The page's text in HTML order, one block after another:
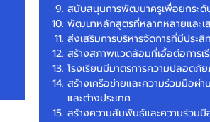
สนับสนุนการพัฒนาครูเพื่อยกระดั
พัฒนาหลักสูตรที่หลากหลายและเ
ส่งเสริมการบริหารจัดการที่มีประ
สร้างสภาพแวดล้อมที่เอื้อต่อการ
โรงเรียนมีมาตรการความปลอดภัย
สร้างเครือข่ายและความร่วมมือ
และต่างประเทศ
สร้างความสัมพันธ์และความร่วม